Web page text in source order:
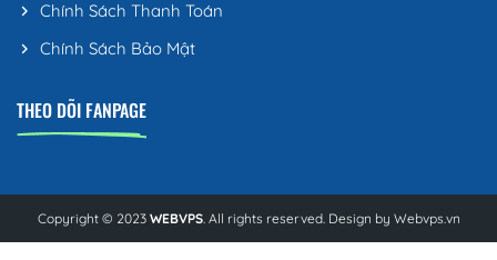
Chính Sách Thanh Toán
Chính Sách Bảo Mật
THEO DÕI FANPAGE
Copyright © 2023 WEBVPS. All rights reserved. Design by Webvps.vn